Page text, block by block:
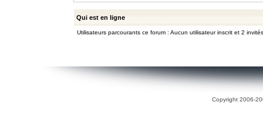
Qui est en ligne
Utilisateurs parcourants ce forum : Aucun utilisateur inscrit et 2 invités
Copyright 2006-